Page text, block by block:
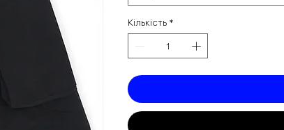
Кількість *